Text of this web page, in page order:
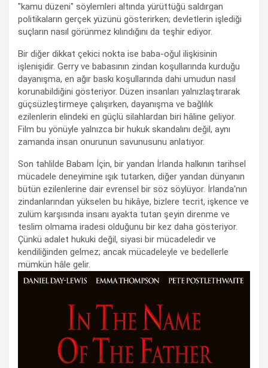
"kamu düzeni" söylemleri altında yürüttüğü saldırgan
politikaların gerçek yüzünü gösterirken; devletlerin işlediği
suçların nasıl görünmez kılındığını da teşhir ediyor.
Bir diğer dikkat çekici nokta ise baba-oğul ilişkisinin
işlenişidir. Gerry ve babasının zindan koşullarında kurduğu
dayanışma, en ağır baskı koşullarında dahi umudun nasıl
korunabildiğini gösteriyor. Düzen insanları yalnızlaştırarak
güçsüzleştirmeye çalışırken, dayanışma ve bağlılık
ezilenlerin elindeki en güçlü silahlardan biri hâline geliyor.
Film bu yönüyle yalnızca bir hukuk skandalını değil, aynı
zamanda insan onurunun savunusunu anlatıyor.
Son tahlilde Babam İçin, bir yandan İrlanda halkının tarihsel
mücadele deneyimine ışık tutarken, diğer yandan dünyanın
bütün ezilenlerine dair evrensel bir söz söylüyor. İrlanda'nın
zindanlarından yükselen bu hikâye, bizlere tecrit, işkence ve
zulüm karşısında insanı ayakta tutan şeyin direnme ve
teslim olmama iradesi olduğunu bir kez daha gösteriyor.
Çünkü adalet hukuki değil, siyasi bir mücadeledir ve
kendiliğinden gelmez; ancak mücadeleyle ve bedellerle
mümkün hâle gelir.